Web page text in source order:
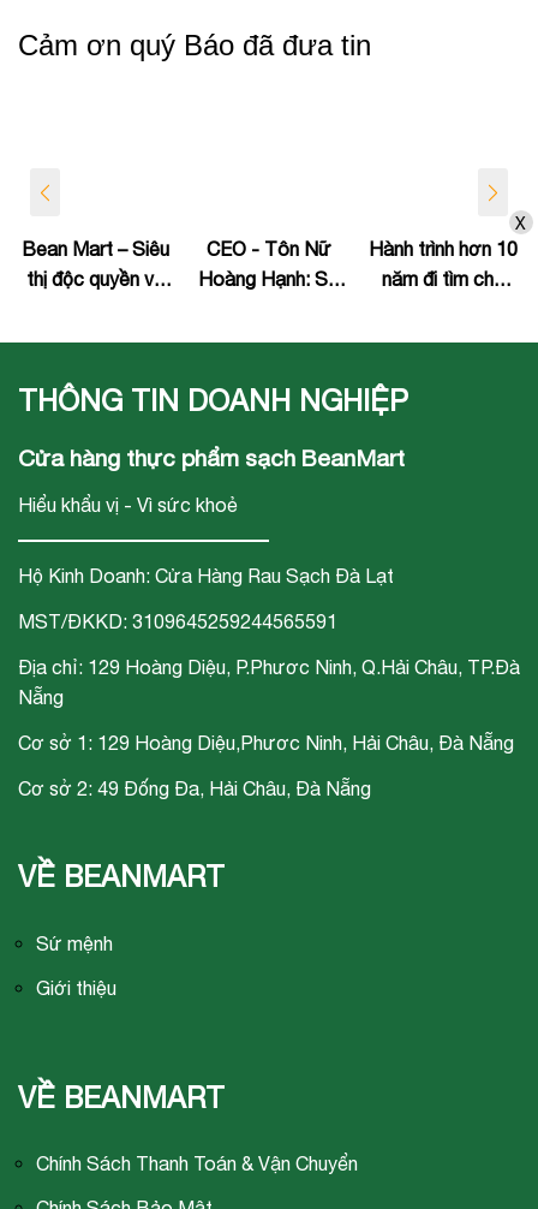
Cảm ơn quý Báo đã đưa tin
Bean Mart – Siêu
thị độc quyền về
phẩm rau Nhật
CEO - Tôn Nữ
Hoàng Hạnh: Sự
sức khỏe cộng
chuỗi siêu thị thực
Mart
Hành trình hơn 10
năm đi tìm chỗ
trường của Bean
X
THÔNG TIN DOANH NGHIỆP
Cửa hàng thực phẩm sạch BeanMart
Hiểu khẩu vị - Vì sức khoẻ
Hộ Kinh Doanh: Cửa Hàng Rau Sạch Đà Lạt
MST/ĐKKD: 3109645259244565591
Địa chỉ: 129 Hoàng Diệu, P.Phươc Ninh, Q.Hải Châu, TP.Đà
Nẵng
Cơ sở 1: 129 Hoàng Diệu,Phươc Ninh, Hải Châu, Đà Nẵng
Cơ sở 2: 49 Đống Đa, Hải Châu, Đà Nẵng
VỀ BEANMART
Sứ mệnh
Giới thiệu
VỀ BEANMART
Chính Sách Thanh Toán & Vận Chuyển